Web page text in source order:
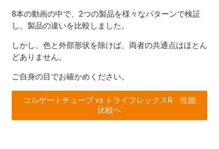
8本の動画の中で、2つの製品を様々なパターンで検証
し、製品の違いを比較しました。
しかし、色と外部形状を除けば、両者の共通点はほとん
どありません。
ご自身の目でお確かめください。
コルゲートチューブ vs トライフレックスR 性能
比較へ